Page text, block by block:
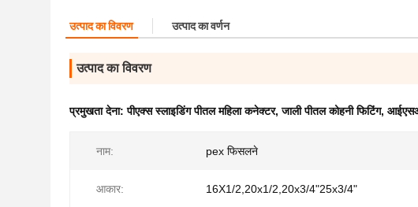
उत्पाद का विवरण उत्पाद का वर्णन
उत्पाद का विवरण
प्रमुखता देना:पीएक्स स्लाइडिंग पीतल महिला कनेक्टर,जाली पीतल कोहनी फिटिंग, आईएसओ
नाम: pex फिसलने
आकार: 16X1/2,20x1/2,20x3/4"25x3/4"